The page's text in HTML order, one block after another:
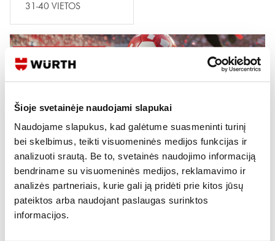
Šioje svetainėje naudojami slapukai
Naudojame slapukus, kad galėtume suasmeninti turinį
bei skelbimus, teikti visuomeninės medijos funkcijas ir
analizuoti srautą. Be to, svetainės naudojimo informaciją
bendriname su visuomeninės medijos, reklamavimo ir
analizės partneriais, kurie gali ją pridėti prie kitos jūsų
pateiktos arba naudojant paslaugas surinktos
informacijos.
31-40 VIETOS
FUTBOLO SPĖLIONĖS TAISYKLĖS
GAUNAMI TAŠKAI UŽ:
• Atspėtą laimėjusią komandą - 2 taškai.
• Atspėtą laimėtoją ir įvarčių skirtumą ar lygiąsias - 5 taškai.
• Atspėtą tikslų varžybų rezultatą - 10 taškų.
• Taškai skiriami užpagrindinį varžybų laiką.
• Surinkus vienodą taškų skirtumą aukščiau reitinguojamas
naudotojas, turėjęs daugiau tikslių spėjimų.